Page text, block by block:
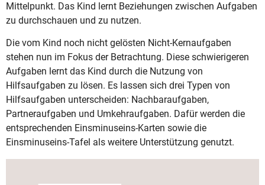
Mittelpunkt. Das Kind lernt Beziehungen zwischen Aufgaben
zu durchschauen und zu nutzen.
Die vom Kind noch nicht gelösten Nicht-Kernaufgaben
stehen nun im Fokus der Betrachtung. Diese schwierigeren
Aufgaben lernt das Kind durch die Nutzung von
Hilfsaufgaben zu lösen. Es lassen sich drei Typen von
Hilfsaufgaben unterscheiden: Nachbaraufgaben,
Partneraufgaben und Umkehraufgaben. Dafür werden die
entsprechenden Einsminuseins-Karten sowie die
Einsminuseins-Tafel als weitere Unterstützung genutzt.